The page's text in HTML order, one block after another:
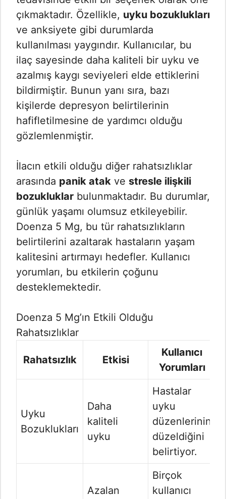
çıkmaktadır. Özellikle, uyku bozuklukları
ve anksiyete gibi durumlarda
kullanılması yaygındır. Kullanıcılar, bu
ilaç sayesinde daha kaliteli bir uyku ve
azalmış kaygı seviyeleri elde ettiklerini
bildirmiştir. Bunun yanı sıra, bazı
kişilerde depresyon belirtilerinin
hafifletilmesine de yardımcı olduğu
gözlemlenmiştir.
İlacın etkili olduğu diğer rahatsızlıklar
arasında panik atak ve stresle ilişkili
bozukluklar bulunmaktadır. Bu durumlar,
günlük yaşamı olumsuz etkileyebilir.
Doenza 5 Mg, bu tür rahatsızlıkların
belirtilerini azaltarak hastaların yaşam
kalitesini artırmayı hedefler. Kullanıcı
yorumları, bu etkilerin çoğunu
desteklemektedir.
Doenza 5 Mg’ın Etkili Olduğu
Rahatsızlıklar
Rahatsızlık Etkisi
Kullanıcı
Yorumları
Uyku
Bozuklukları
Daha
kaliteli
uyku
Hastalar
uyku
düzenlerinin
düzeldiğini
belirtiyor.
Azalan
Birçok
kullanıcı